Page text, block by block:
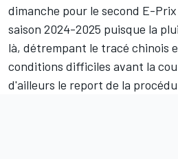
dimanche pour le second E-
saison 2024-2025 puisque la
là, détrempant le tracé chinois
conditions difficiles avant la
d'ailleurs le report de la